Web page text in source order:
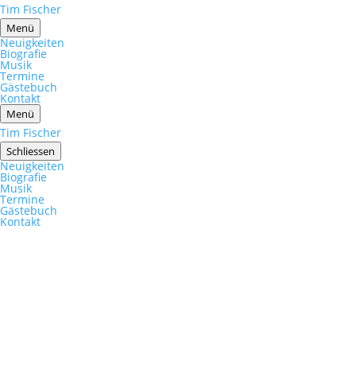
Tim Fischer
Menü
Neuigkeiten
Biografie
Musik
Termine
Gästebuch
Kontakt
Menü
Tim Fischer
Schliessen
Neuigkeiten
Biografie
Musik
Termine
Gästebuch
Kontakt